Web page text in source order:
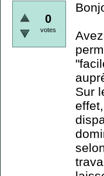
0
votes
Sur